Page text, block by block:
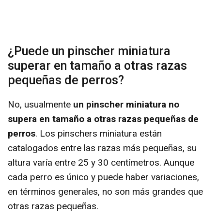
¿Puede un pinscher miniatura
superar en tamaño a otras razas
pequeñas de perros?
No, usualmente un pinscher miniatura no
supera en tamaño a otras razas pequeñas de
perros. Los pinschers miniatura están
catalogados entre las razas más pequeñas, su
altura varía entre 25 y 30 centímetros. Aunque
cada perro es único y puede haber variaciones,
en términos generales, no son más grandes que
otras razas pequeñas.